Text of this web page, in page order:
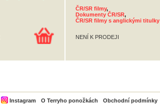
ČR/SR filmy,
Dokumenty ČR/SR,
ČR/SR filmy s anglickými titulky
NENÍ K PRODEJI
Instagram O Terryho ponožkách Obchodní podmínky
PayPal